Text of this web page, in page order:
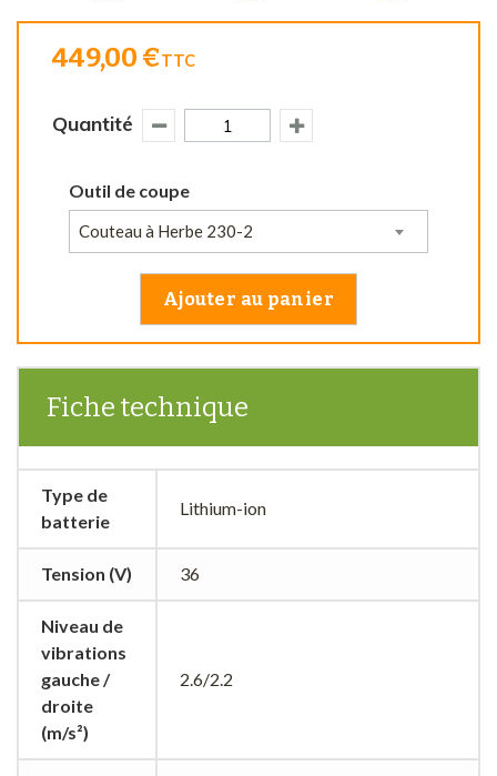
449,00 €TTC
Quantité
Couteau à Herbe 230-2
Ajouter au panier
Fiche technique
Type de
batterie
Lithium-ion
Tension (V) 36
Niveau de
vibrations
gauche /
droite
(m/s²)
2.6/2.2